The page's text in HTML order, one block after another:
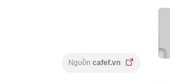
Nguồn cafef.vn